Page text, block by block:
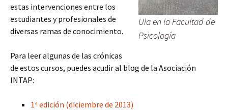
Ula en la Facultad de
Psicología
estas intervenciones entre los
estudiantes y profesionales de
diversas ramas de conocimiento.
Para leer algunas de las crónicas
de estos cursos, puedes acudir al blog de la Asociación
INTAP:
1ª edición (diciembre de 2013)